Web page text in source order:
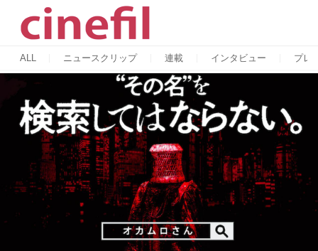
ALL ニュースクリップ 連載 インタビュー プレ